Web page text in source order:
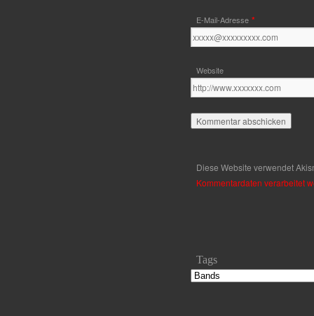
E-Mail-Adresse *
Website
Diese Website verwendet
Kommentardaten verarbeitet
Tags